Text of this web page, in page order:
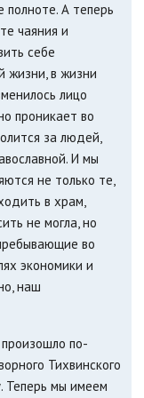
А теперь
чаяния и
себе
жизни, в жизни
лицо
проникает во
за людей,
И мы
не только те,
в храм,
не могла, но
во
экономики и
наш
по-
Тихвинского
Теперь мы имеем